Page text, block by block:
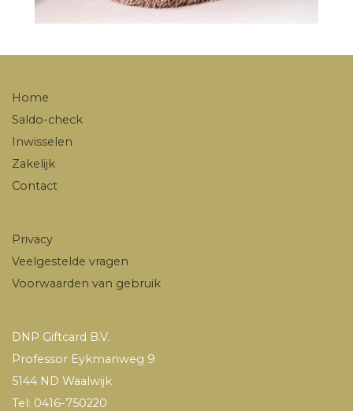
Home
Saldo-check
Inwisselen
Zakelijk
Contact
Privacy
Veelgestelde vragen
Voorwaarden van gebruik
DNP Giftcard B.V.
Professor Eykmanweg 9
5144 ND Waalwijk
Tel: 0416-750220